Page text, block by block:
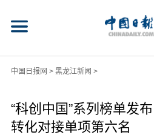
中国日报网 > 黑龙江新闻 >
“科创中国”系列榜单发
转化对接单项第六名